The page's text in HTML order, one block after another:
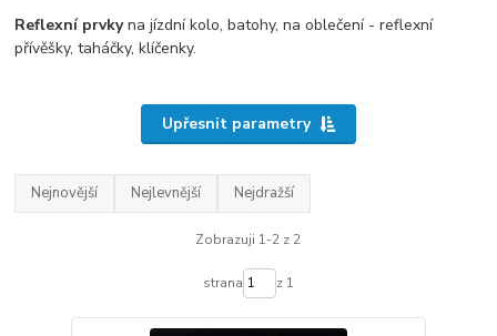
Reflexní prvkyna jízdní kolo, batohy, na oblečení - reflexní
přívěšky, taháčky, klíčenky.
Upřesnit parametry
Nejnovější Nejlevnější Nejdražší
Zobrazuji 1-2 z 2
strana z 1